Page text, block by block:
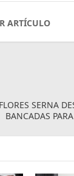
ARTÍCULO
SERNA
BANCADAS